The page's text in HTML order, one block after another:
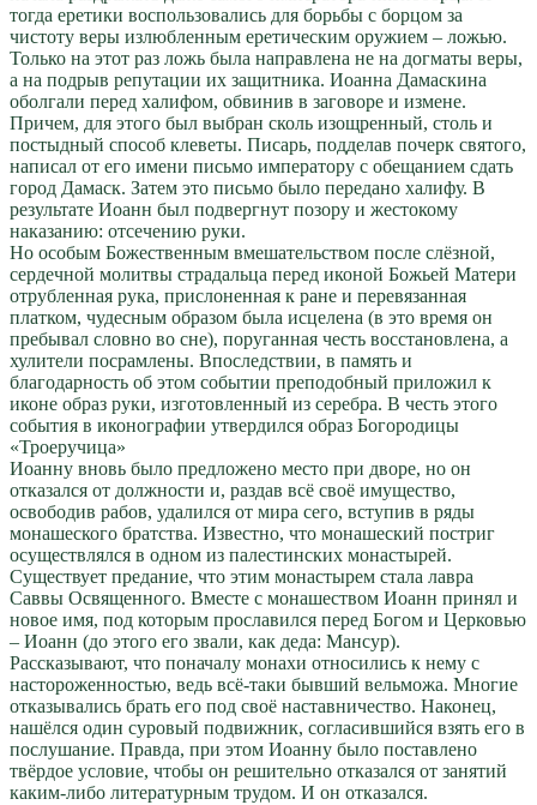
тогда еретики воспользовались для борьбы с борцом за
чистоту веры излюбленным еретическим оружием – ложью.
Только на этот раз ложь была направлена не на догматы веры,
а на подрыв репутации их защитника. Иоанна Дамаскина
оболгали перед халифом, обвинив в заговоре и измене.
Причем, для этого был выбран сколь изощренный, столь и
постыдный способ клеветы. Писарь, подделав почерк святого,
написал от его имени письмо императору с обещанием сдать
город Дамаск. Затем это письмо было передано халифу. В
результате Иоанн был подвергнут позору и жестокому
наказанию: отсечению руки.
Но особым Божественным вмешательством после слёзной,
сердечной молитвы страдальца перед иконой Божьей Матери
отрубленная рука, прислоненная к ране и перевязанная
платком, чудесным образом была исцелена (в это время он
пребывал словно во сне), поруганная честь восстановлена, а
хулители посрамлены. Впоследствии, в память и
благодарность об этом событии преподобный приложил к
иконе образ руки, изготовленный из серебра. В честь этого
события в иконографии утвердился образ Богородицы
«Троеручица»
Иоанну вновь было предложено место при дворе, но он
отказался от должности и, раздав всё своё имущество,
освободив рабов, удалился от мира сего, вступив в ряды
монашеского братства. Известно, что монашеский постриг
осуществлялся в одном из палестинских монастырей.
Существует предание, что этим монастырем стала лавра
Саввы Освященного. Вместе с монашеством Иоанн принял и
новое имя, под которым прославился перед Богом и Церковью
– Иоанн (до этого его звали, как деда: Мансур).
Рассказывают, что поначалу монахи относились к нему с
настороженностью, ведь всё-таки бывший вельможа. Многие
отказывались брать его под своё наставничество. Наконец,
нашёлся один суровый подвижник, согласившийся взять его в
послушание. Правда, при этом Иоанну было поставлено
твёрдое условие, чтобы он решительно отказался от занятий
каким-либо литературным трудом. И он отказался.